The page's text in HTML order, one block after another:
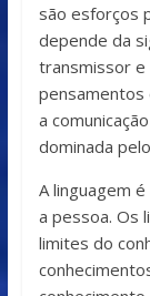
são esforços
depende da
transmissor e
pensamentos
a
dominada
A linguagem
a pessoa. Os
limites do